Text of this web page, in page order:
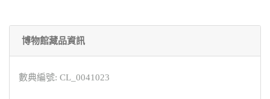
博物館藏品資訊
數典編號: CL_0041023